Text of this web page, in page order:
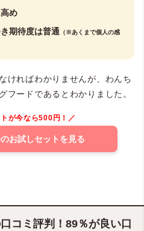
め
期待度は普通 （※あくまで個人の感
ければわかりませんが、わんち
フードであるとわかりました。
が今なら500円！／
お試しセットを見る
コミ評判！89％が良い口